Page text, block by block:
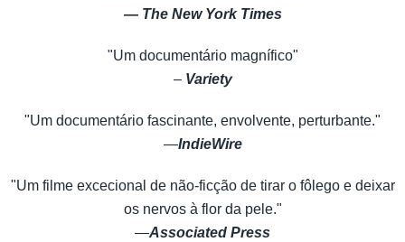
— The New York Times
"Um documentário magnífico"
– Variety
"Um documentário fascinante, envolvente, perturbante."
—IndieWire
"Um filme excecional de não-ficção de tirar o fôlego e deixar
os nervos à flor da pele."
—Associated Press